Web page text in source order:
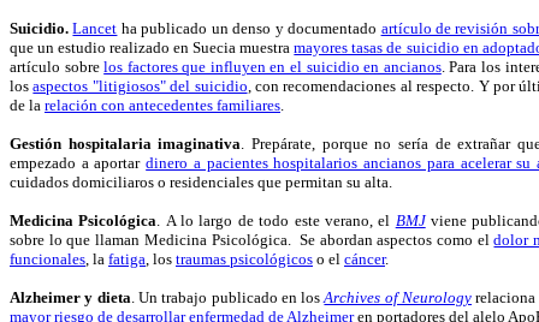
Suicidio. Lancet ha publicado un denso y documentado artículo de revisión
que un estudio realizado en Suecia muestramayores tasas de suicidio en
artículo sobrelos factores que influyen en el suicidio en ancianos. Para los
losaspectos "litigiosos" del suicidio , con recomendaciones al respecto. Y por
de la relación con antecedentes familiares
Gestión hospitalaria imaginativa . Prepárate, porque no sería de extrañar
empezado a aportardinero a pacientes hospitalarios ancianos para acelerar su
cuidados domiciliaros o residenciales que permitan su alta.
Medicina Psicológica . A lo largo de todo este verano, el BMJviene
sobre lo que llaman Medicina Psicológica. Se abordan aspectos como eldolor
funcionales , la fatiga , los traumas psicológicos o el cáncer.
Alzheimer y dieta . Un trabajo publicado en losArchives of Neurology relaciona
mayor riesgo de desarrollar enfermedad de Alzheimeren portadores del alelo